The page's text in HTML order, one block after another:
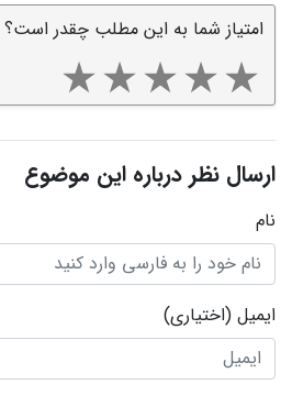
امتیاز شما به این مطلب چقدر است؟
ارسال نظر درباره این موضوع
نام
ایمیل (اختیاری)